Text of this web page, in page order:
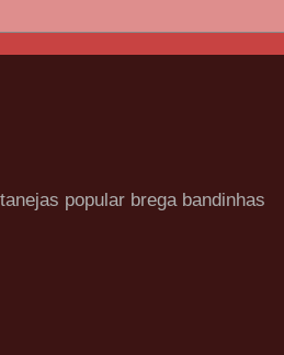
popular brega bandinhas